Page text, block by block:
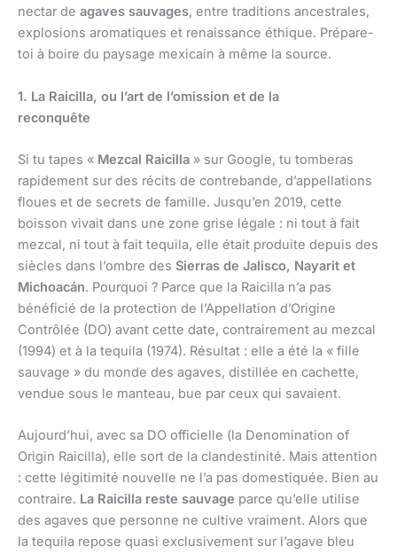
nectar de agaves sauvages, entre traditions ancestrales,
explosions aromatiques et renaissance éthique. Prépare-
toi à boire du paysage mexicain à même la source.
1. La Raicilla, ou l’art de l’omission et de la
reconquête
Si tu tapes « Mezcal Raicilla » sur Google, tu tomberas
rapidement sur des récits de contrebande, d’appellations
floues et de secrets de famille. Jusqu’en 2019, cette
boisson vivait dans une zone grise légale : ni tout à fait
mezcal, ni tout à fait tequila, elle était produite depuis des
siècles dans l’ombre des Sierras de Jalisco, Nayarit et
Michoacán. Pourquoi ? Parce que la Raicilla n’a pas
bénéficié de la protection de l’Appellation d’Origine
Contrôlée (DO) avant cette date, contrairement au mezcal
(1994) et à la tequila (1974). Résultat : elle a été la « fille
sauvage » du monde des agaves, distillée en cachette,
vendue sous le manteau, bue par ceux qui savaient.
Aujourd’hui, avec sa DO officielle (la Denomination of
Origin Raicilla), elle sort de la clandestinité. Mais attention
: cette légitimité nouvelle ne l’a pas domestiquée. Bien au
contraire. La Raicilla reste sauvage parce qu’elle utilise
des agaves que personne ne cultive vraiment. Alors que
la tequila repose quasi exclusivement sur l’agave bleu